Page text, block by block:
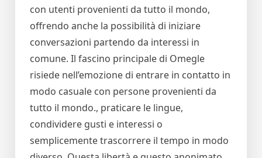
con utenti provenienti da tutto il mondo,
offrendo anche la possibilità di iniziare
conversazioni partendo da interessi in
comune. Il fascino principale di Omegle
risiede nell’emozione di entrare in contatto in
modo casuale con persone provenienti da
tutto il mondo., praticare le lingue,
condividere gusti e interessi o
semplicemente trascorrere il tempo in modo